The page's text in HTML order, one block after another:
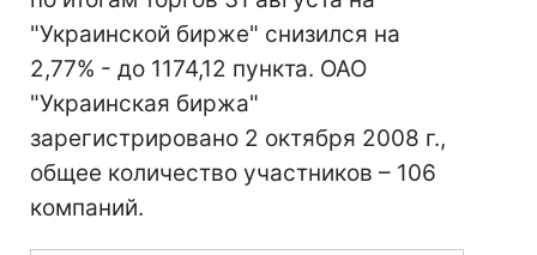
"Украинской бирже" снизился на
2,77% - до 1174,12 пункта. ОАО
"Украинская биржа"
зарегистрировано 2 октября 2008 г.,
общее количество участников – 106
компаний.